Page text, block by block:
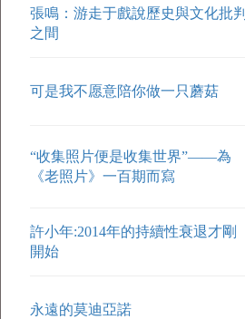
張鳴：游走于戲說歷史與文化批判
之間
可是我不愿意陪你做一只蘑菇
“收集照片便是收集世界”——為
《老照片》一百期而寫
許小年:2014年的持續性衰退才剛
開始
永遠的莫迪亞諾